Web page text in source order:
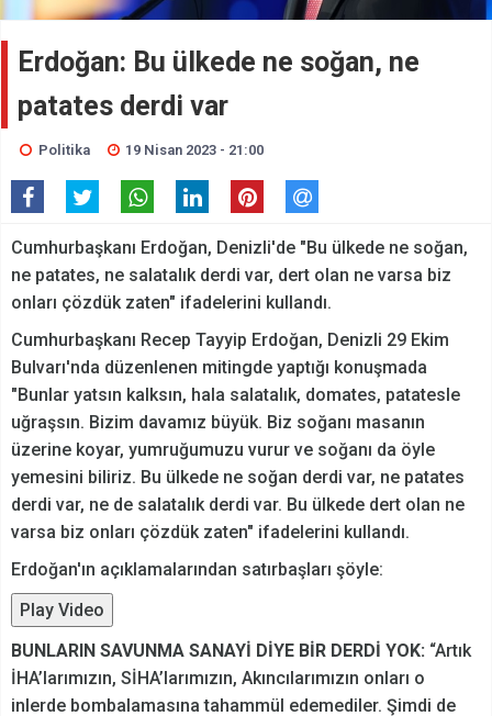
Erdoğan: Bu ülkede ne soğan, ne
patates derdi var
Politika 19 Nisan 2023 - 21:00
Cumhurbaşkanı Erdoğan, Denizli'de "Bu ülkede ne soğan,
ne patates, ne salatalık derdi var, dert olan ne varsa biz
onları çözdük zaten" ifadelerini kullandı.
Cumhurbaşkanı Recep Tayyip Erdoğan, Denizli 29 Ekim
Bulvarı'nda düzenlenen mitingde yaptığı konuşmada
"Bunlar yatsın kalksın, hala salatalık, domates, patatesle
uğraşsın. Bizim davamız büyük. Biz soğanı masanın
üzerine koyar, yumruğumuzu vurur ve soğanı da öyle
yemesini biliriz. Bu ülkede ne soğan derdi var, ne patates
derdi var, ne de salatalık derdi var. Bu ülkede dert olan ne
varsa biz onları çözdük zaten" ifadelerini kullandı.
Erdoğan'ın açıklamalarından satırbaşları şöyle:
Play Video
BUNLARIN SAVUNMA SANAYİ DİYE BİR DERDİ YOK: “Artık
İHA’larımızın, SİHA’larımızın, Akıncılarımızın onları o
inlerde bombalamasına tahammül edemediler. Şimdi de